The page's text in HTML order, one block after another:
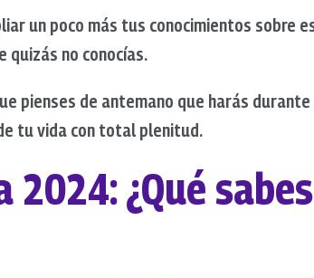
un poco más tus conocimientos sobre
no conocías.
pienses de antemano que harás
tu vida con total plenitud.
2024: ¿Qué